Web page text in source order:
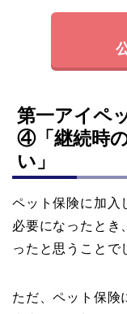
第一アイペ
④「継続時
い」
ペット保険に加入
必要になったとき
ったと思うことで
ただ、ペット保険